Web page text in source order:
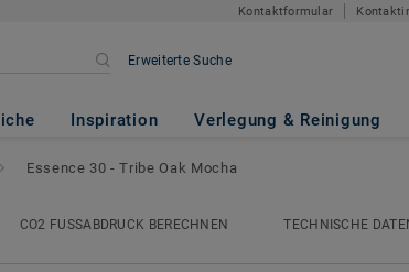
Kontaktformular
Erweiterte Suche
Inspiration Verlegung & Reinigung
30 - Tribe Oak Mocha
Essence 30 - Tribe Oak Mocha
CO2 FUSSABDRUCK BERECHNEN
TECHNISCHE